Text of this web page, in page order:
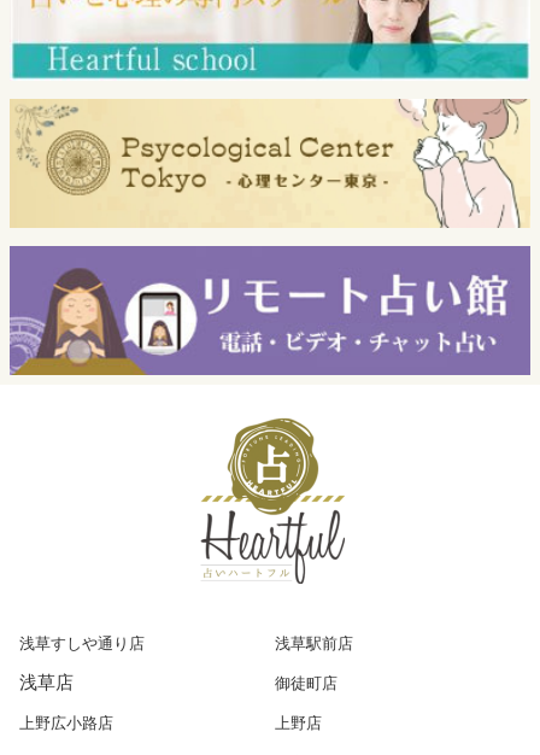
08-15(土) 12:00 ～ 21:00 佐歩
08-16(日) 七々華
08-16(日) 12:00 ～ 21:00 椿えりか
08-16(日) 12:00 ～ 21:00 にゃん幸実歩
08-17(月) 12:00 ～ 21:00 一二三桜音羽
08-17(月) お 休 み
埜乃 やつで
12:00 ～ 21:00
12:00 ～ 21:00
08-18(火)
08-19(水) 12:00 ～ 21:00
浅草すしや通り店 浅草駅前店
浅草店
御徒町店
上野広小路店
上野店